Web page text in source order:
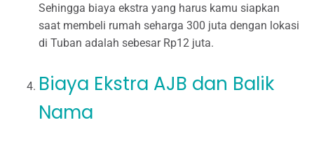
Sehingga biaya ekstra yang harus kamu siapkan
saat membeli rumah seharga 300 juta dengan lokasi
di Tuban adalah sebesar Rp12 juta.
Biaya Ekstra AJB dan Balik
Nama